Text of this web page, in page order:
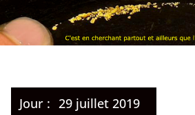
Jour : 29 juillet 2019